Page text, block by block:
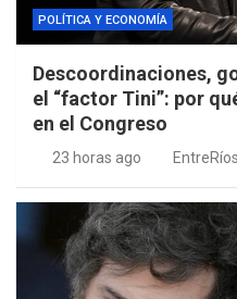
POLÍTICA Y ECONOMÍA
Descoordinaciones,
el “factor Tini”: por
en el Congreso
23 horas ago